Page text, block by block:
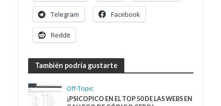
Telegram Facebook
Reddit
También podría gustarte
Off-Topic
¡PSICOPICO EN EL TOP 50 DE LAS WEBS EN